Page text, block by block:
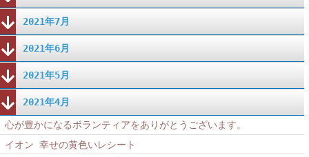
2021年7月
2021年6月
2021年5月
2021年4月
心が豊かになるボランティアをありがとうございます。
イオン 幸せの黄色いレシート